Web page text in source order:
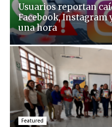
Usuarios reportan
Facebook, Instagram
una hora
Featured